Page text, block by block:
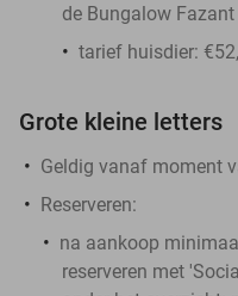
de Bungalow Fazant
tarief huisdier:
Grote kleine letters
Geldig vanaf moment
Reserveren:
na aankoop
reserveren met